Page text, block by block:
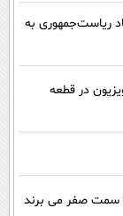
ریاست‌جمهوری به
در قطعه